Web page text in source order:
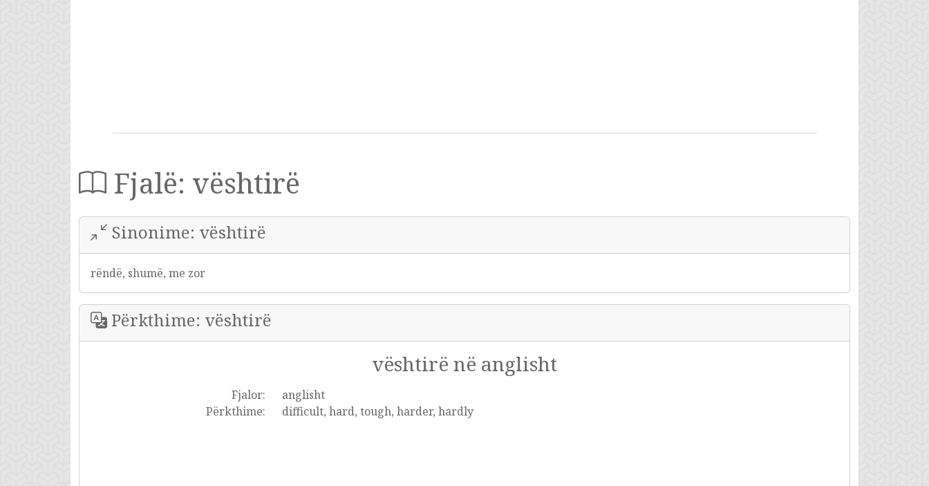
Fjalë: vështirë
Sinonime: vështirë
rëndë, shumë, me zor
Përkthime: vështirë
vështirë në anglisht
Fjalor:
anglisht
Përkthime:
difficult, hard, tough, harder, hardly